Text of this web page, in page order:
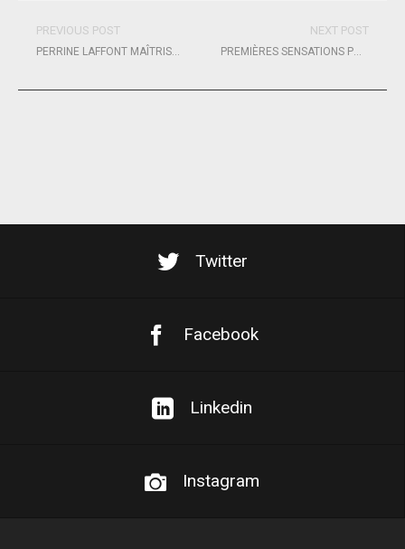
PREVIOUS POST
PERRINE LAFFONT MAÎTRISE ET S’OFFRE UN QUATRIÈME GLOBE DE CRISTAL
NEXT POST
PREMIÈRES SENSATIONS POUR PIERRE LE ROY
Twitter
Facebook
Linkedin
Instagram